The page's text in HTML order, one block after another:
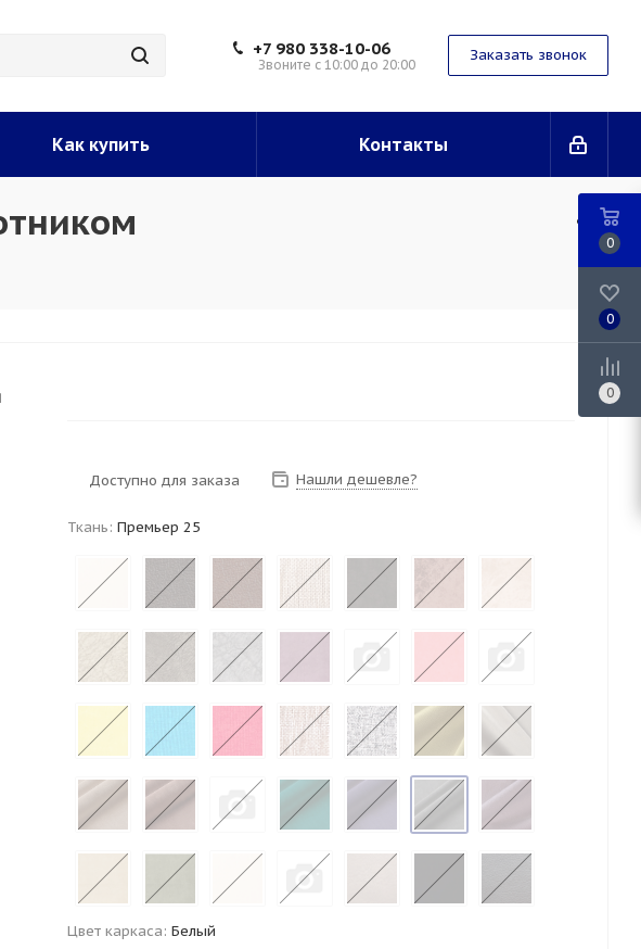
+7 980 338-10-06
Звоните с 10:00 до 20:00
Заказать звонок
Как купить Контакты
Доступно для заказа Нашли дешевле?
Ткань: Премьер 25
Цвет каркаса: Белый
0
0
0